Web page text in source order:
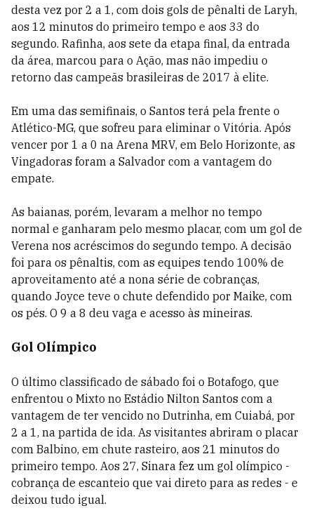
desta vez por 2 a 1, com dois gols de pênalti de Laryh,
aos 12 minutos do primeiro tempo e aos 33 do
segundo. Rafinha, aos sete da etapa final, da entrada
da área, marcou para o Ação, mas não impediu o
retorno das campeãs brasileiras de 2017 à elite.
Em uma das semifinais, o Santos terá pela frente o
Atlético-MG, que sofreu para eliminar o Vitória. Após
vencer por 1 a 0 na Arena MRV, em Belo Horizonte, as
Vingadoras foram a Salvador com a vantagem do
empate.
As baianas, porém, levaram a melhor no tempo
normal e ganharam pelo mesmo placar, com um gol de
Verena nos acréscimos do segundo tempo. A decisão
foi para os pênaltis, com as equipes tendo 100% de
aproveitamento até a nona série de cobranças,
quando Joyce teve o chute defendido por Maike, com
os pés. O 9 a 8 deu vaga e acesso às mineiras.
Gol Olímpico
O último classificado de sábado foi o Botafogo, que
enfrentou o Mixto no Estádio Nilton Santos com a
vantagem de ter vencido no Dutrinha, em Cuiabá, por
2 a 1, na partida de ida. As visitantes abriram o placar
com Balbino, em chute rasteiro, aos 21 minutos do
primeiro tempo. Aos 27, Sinara fez um gol olímpico -
cobrança de escanteio que vai direto para as redes - e
deixou tudo igual.